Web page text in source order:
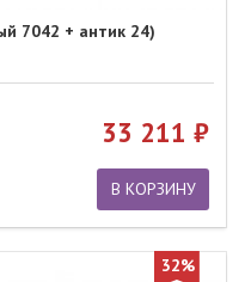
7042 + антик 24)
33 211
В КОРЗИНУ
32%